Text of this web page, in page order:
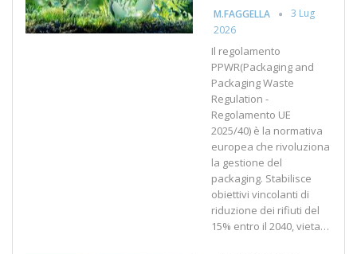
M.FAGGELLA
3 Lug
2026
Il regolamento
PPWR(Packaging and
Packaging Waste
Regulation -
Regolamento UE
2025/40) è la normativa
europea che rivoluziona
la gestione del
packaging. Stabilisce
obiettivi vincolanti di
riduzione dei rifiuti del
15% entro il 2040, vieta…